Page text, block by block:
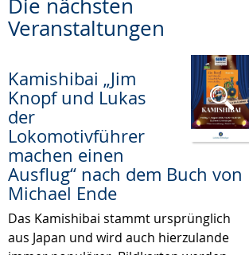
Veranstaltungen
Kamishibai „Jim
Knopf und Lukas
der
Lokomotivführer
machen einen
Ausflug“ nach dem Buch von
Michael Ende
Das Kamishibai stammt ursprünglich
aus Japan und wird auch hierzulande